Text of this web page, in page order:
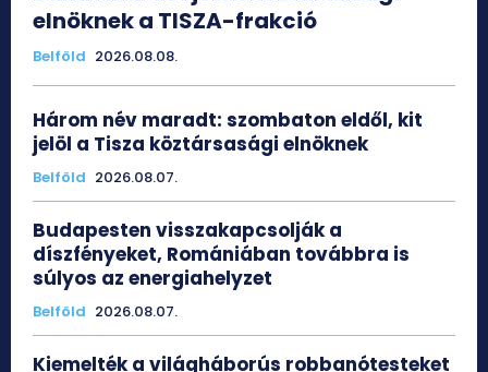
elnöknek a TISZA-frakció
Belföld 2026.08.08.
Három név maradt: szombaton eldől, kit
jelöl a Tisza köztársasági elnöknek
Belföld 2026.08.07.
Budapesten visszakapcsolják a
díszfényeket, Romániában továbbra is
súlyos az energiahelyzet
Belföld 2026.08.07.
Kiemelték a világháborús robbanótesteket